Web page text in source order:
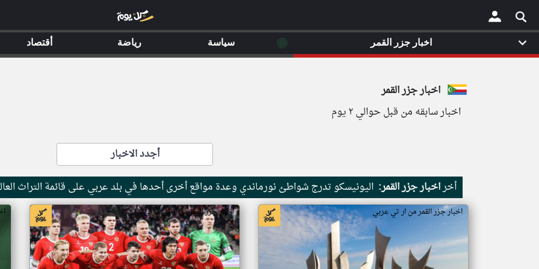
×
اخبار جزر القمر
اخبار سابقه من قبل حوالي ٢ يوم
أجدد الاخبار
أخراخبار جزر القمر: اليونيسكو تدرج شواطئ نورماندي وعدة مواقع أخرى أحدها في بلد عربي على قائمة التراث
اخبار جزر القمر من ار تي عربي اخبار جزر القمر من ار تي عربي
اخبار جزر القمر ◉ سياسة رياضة أقتصاد